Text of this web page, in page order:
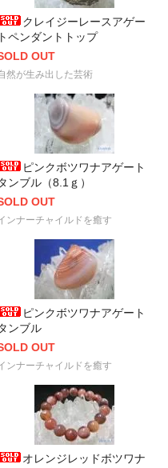
クレイジーレースアゲー
トペンダントトップ
OUT
然が生み出した芸術
ピンクボツワナアゲート
ンブル（8.1ｇ）
OUT
ンナーチャイルドを癒す
ピンクボツワナアゲート
ンブル
OUT
ンナーチャイルドを癒す
オレンジレッドボツワナ